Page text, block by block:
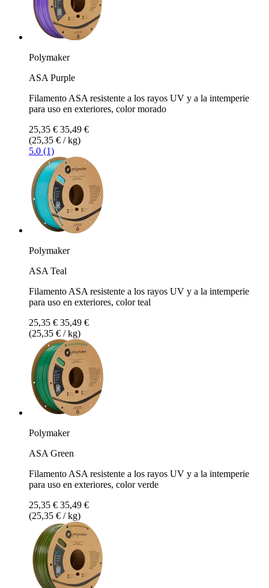
Polymaker
ASA Purple
Filamento ASA resistente a los rayos UV y a la intemperie
para uso en exteriores, color morado
25,35 € 35,49 €
(25,35 € / kg)
5.0 (1)
Polymaker
ASA Teal
Filamento ASA resistente a los rayos UV y a la intemperie
para uso en exteriores, color teal
25,35 € 35,49 €
(25,35 € / kg)
Polymaker
ASA Green
Filamento ASA resistente a los rayos UV y a la intemperie
para uso en exteriores, color verde
25,35 € 35,49 €
(25,35 € / kg)